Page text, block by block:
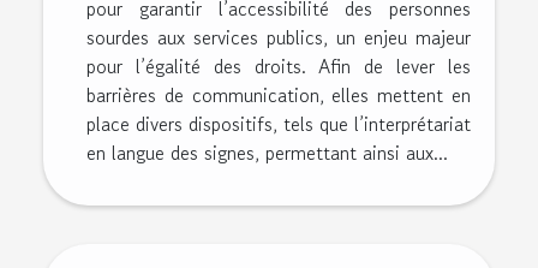
pour garantir l’accessibilité des personnes
sourdes aux services publics, un enjeu majeur
pour l’égalité des droits. Afin de lever les
barrières de communication, elles mettent en
place divers dispositifs, tels que l’interprétariat
en langue des signes, permettant ainsi aux...